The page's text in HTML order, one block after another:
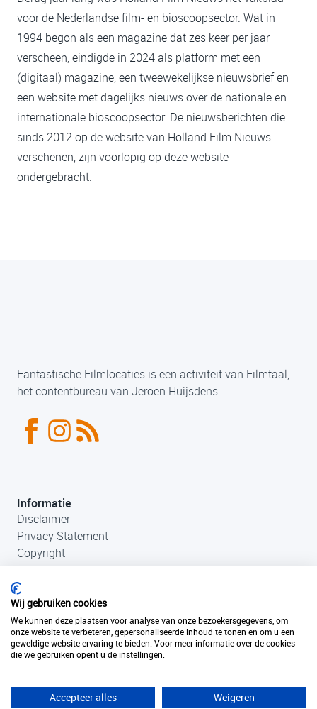
voor de Nederlandse film- en bioscoopsector. Wat in
1994 begon als een magazine dat zes keer per jaar
verscheen, eindigde in 2024 als platform met een
(digitaal) magazine, een tweewekelijkse nieuwsbrief en
een website met dagelijks nieuws over de nationale en
internationale bioscoopsector. De nieuwsberichten die
sinds 2012 op de website van Holland Film Nieuws
verschenen, zijn voorlopig op deze website
ondergebracht.
Fantastische Filmlocaties is een activiteit van Filmtaal,
het contentbureau van Jeroen Huijsdens.
Informatie
Disclaimer
Privacy Statement
Copyright
Contact
info@fantastischefilmlocaties.nl
Wij gebruiken cookies
We kunnen deze plaatsen voor analyse van onze bezoekersgegevens, om
onze website te verbeteren, gepersonaliseerde inhoud te tonen en om u een
geweldige website-ervaring te bieden. Voor meer informatie over de cookies
die we gebruiken opent u de instellingen.
Accepteer alles Weigeren